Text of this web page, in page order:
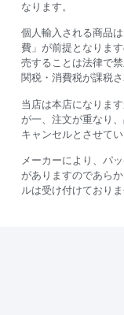
なります。
個人輸入される商品
費」が前提となりま
売することは法律で禁
関税・消費税が課税
当店は本店になりま
が一、注文が重なり
キャンセルとさせて
メーカーにより、パ
がありますのであら
ルは受け付けておりま